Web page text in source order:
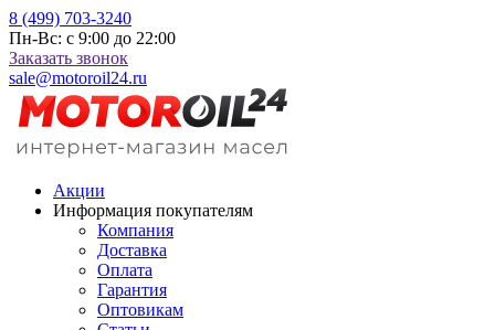
8 (499) 703-3240
Пн-Вс: с 9:00 до 22:00
Заказать звонок
sale@motoroil24.ru
Акции
Информация покупателям
Компания
Доставка
Оплата
Гарантия
Оптовикам